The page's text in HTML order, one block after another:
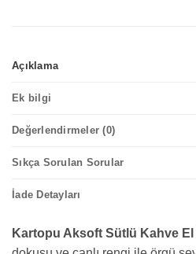
Açıklama
Ek bilgi
Değerlendirmeler (0)
Sıkça Sorulan Sorular
İade Detayları
Kartopu Aksoft Sütlü Kahve